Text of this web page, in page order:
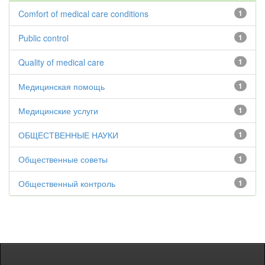
1
Comfort of medical care conditions
1
Public control
1
Quality of medical care
1
Медицинская помощь
1
Медицинские услуги
1
ОБЩЕСТВЕННЫЕ НАУКИ
1
Общественные советы
1
Общественный контроль